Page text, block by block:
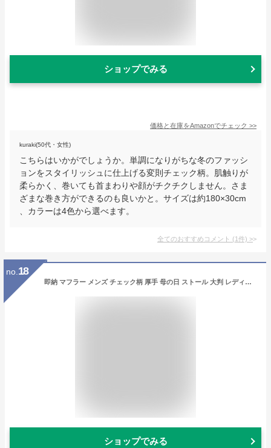
ショップでみる
価格と在庫をAmazonでチェック >>
kuraki(50代・女性)
こちらはいかがでしょうか。単調になりがちな冬のファッシ
ョンをスタイリッシュに仕上げる変則チェック柄。肌触りが
柔らかく、巻いても首まわりや顔がチクチクしません。さま
ざまな巻き方ができるのも良いかと。サイズは約180×30cm
、カラーは4色から選べます。
全てのおすすめコメント (1件) >
no. 18
即納 マフラー メンズ チェック柄 厚手 母の日 ストール 大判 レディース 千鳥柄 暖かい 冬 ギフト 防寒 通勤 洗える 肌に優しい おしゃれ 高級 紳士 秋冬物 男性用 きれいめ 送料無料 カジュアル ウォーム 防寒抜群 ファション
ショップでみる